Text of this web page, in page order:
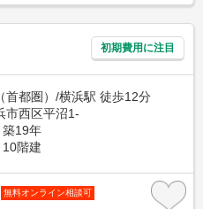
初期費用に注目
首都圏）/横浜駅 徒歩12分
市西区平沼1-
築19年
10階建
無料オンライン相談可